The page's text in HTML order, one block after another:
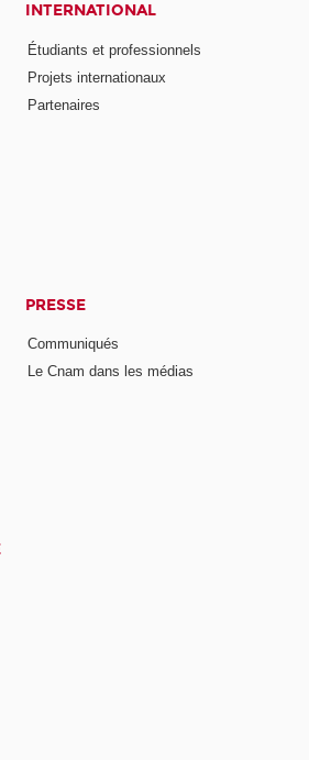
INTERNATIONAL
Étudiants et professionnels
Projets internationaux
Partenaires
PRESSE
Communiqués
Le Cnam dans les médias